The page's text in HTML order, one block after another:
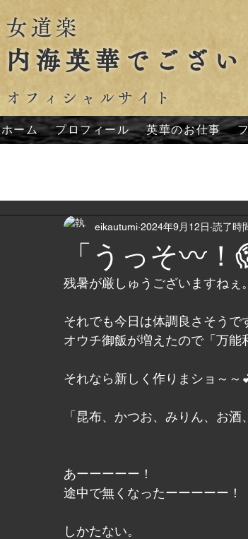
女道楽
内海英華でござい
オフィシャルサイト
ホーム プロフィール 英華のお仕事
「うっそ〰️！
eikautumi 2024年9月12日 読了時
残暑が厳しゅうございますねぇ。
それでも今日は体調良さそうで
オウチ御飯が増えたので「万能
それなら新しく作りまショ～～
「昆布、かつお、みりん、お酒
あーーーーー！
途中で無くなったーーーーー！
しかたない。